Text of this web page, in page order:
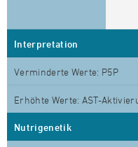
Interpretation
Verminderte Werte: P5P
Erhöhte Werte: AST-
Nutrigenetik